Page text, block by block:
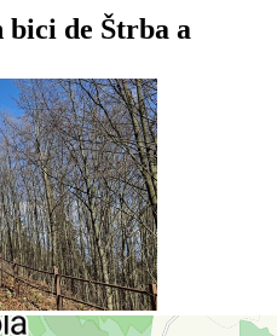
bici de Štrba a